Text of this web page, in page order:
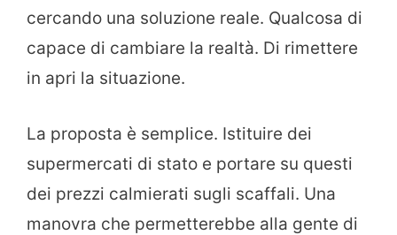
cercando una soluzione reale. Qualcosa di
capace di cambiare la realtà. Di rimettere
in apri la situazione.
La proposta è semplice. Istituire dei
supermercati di stato e portare su questi
dei prezzi calmierati sugli scaffali. Una
manovra che permetterebbe alla gente di